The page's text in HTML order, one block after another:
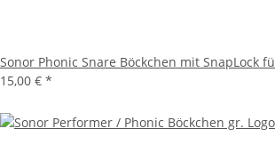
Sonor Phonic Snare Böckchen mit SnapLock
15,00 € *